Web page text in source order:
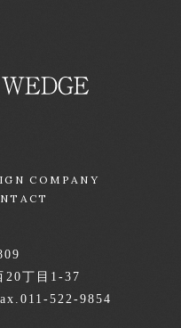
COMPANY
20丁目1-37
522-9854